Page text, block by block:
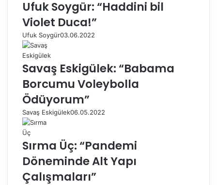
Ufuk Soygür: “Haddini bil
Violet Duca!”
Ufuk Soygür03.06.2022
Savaş Eskigülek: “Babama
Borcumu Voleybolla
Ödüyorum”
Savaş Eskigülek06.05.2022
Sırma Üç: “Pandemi
Döneminde Alt Yapı
Çalışmaları”